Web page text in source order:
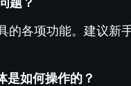
各项功能。建议新
是如何操作的？